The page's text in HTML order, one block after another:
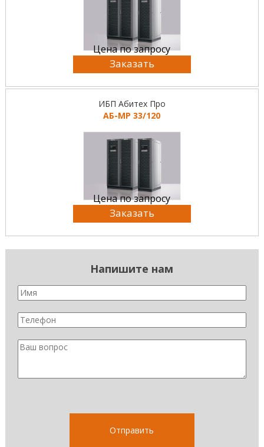
Цена по запросу
Заказать
ИБП Абитех Про
АБ-МР 33/120
Цена по запросу
Заказать
Напишите нам